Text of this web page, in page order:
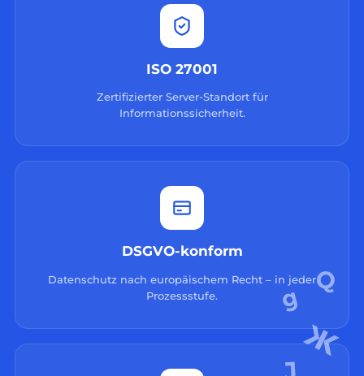
ISO 27001
Zertifizierter Server-Standort für
Informationssicherheit.
DSGVO-konform
Datenschutz nach europäischem Recht – in jeder
Prozessstufe.